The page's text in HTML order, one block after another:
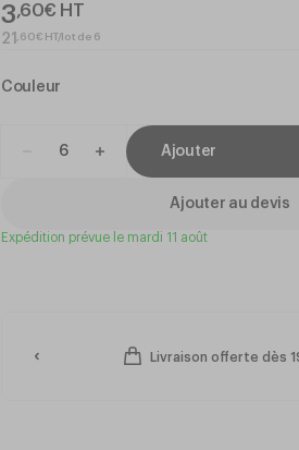
3,60€ HT
21 60€ HT/lot de 6
Couleur
Ajouter
Ajouter au devis
Expédition prévue le mardi 11 août
Livraison offerte dès